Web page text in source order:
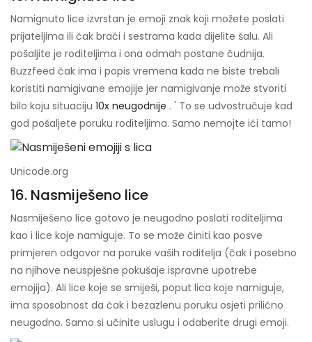
Namignuto lice izvrstan je emoji znak koji možete poslati
prijateljima ili čak braći i sestrama kada dijelite šalu. Ali
pošaljite je roditeljima i ona odmah postane čudnija.
Buzzfeed čak ima i popis vremena kada ne biste trebali
koristiti namigivane emojije jer namigivanje može stvoriti
bilo koju situaciju 10x neugodnije . ' To se udvostručuje kad
god pošaljete poruku roditeljima. Samo nemojte ići tamo!
Unicode.org
16. Nasmiješeno lice
Nasmiješeno lice gotovo je neugodno poslati roditeljima
kao i lice koje namiguje. To se može činiti kao posve
primjeren odgovor na poruke vaših roditelja (čak i posebno
na njihove neuspješne pokušaje ispravne upotrebe
emojija). Ali lice koje se smiješi, poput lica koje namiguje,
ima sposobnost da čak i bezazlenu poruku osjeti prilično
neugodno. Samo si učinite uslugu i odaberite drugi emoji.